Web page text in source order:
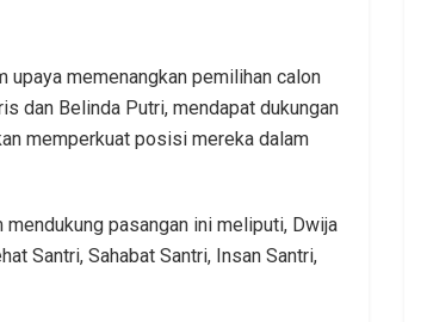
memenangkan pemilihan calon
dan Belinda Putri, mendapat dukungan
memperkuat posisi mereka dalam
pasangan ini meliputi, Dwija
Santri, Sahabat Santri, Insan Santri,